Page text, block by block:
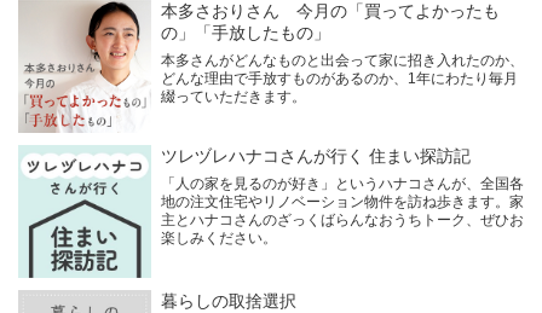
本多さおりさん 今月の「買ってよかったも
の」「手放したもの」
本多さんがどんなものと出会って家に招き入れたのか、
どんな理由で手放すものがあるのか、1年にわたり毎月
綴っていただきます。
ツレヅレハナコさんが行く 住まい探訪記
「人の家を見るのが好き」というハナコさんが、全国各
地の注文住宅やリノベーション物件を訪ね歩きます。家
主とハナコさんのざっくばらんなおうちトーク、ぜひお
楽しみください。
暮らしの取捨選択